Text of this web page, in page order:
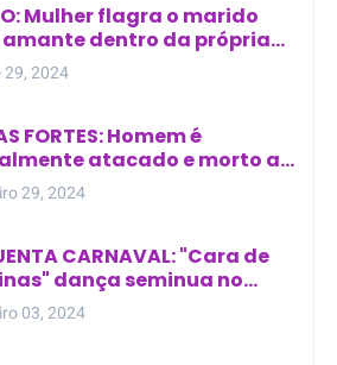
Mulher flagra o marido
amante dentro da própria
29, 2024
FORTES: Homem é
atacado e morto a
de facão em joão lisboa
29, 2024
CARNAVAL: "Cara de
dança seminua no
da rua na Bahia
03, 2024